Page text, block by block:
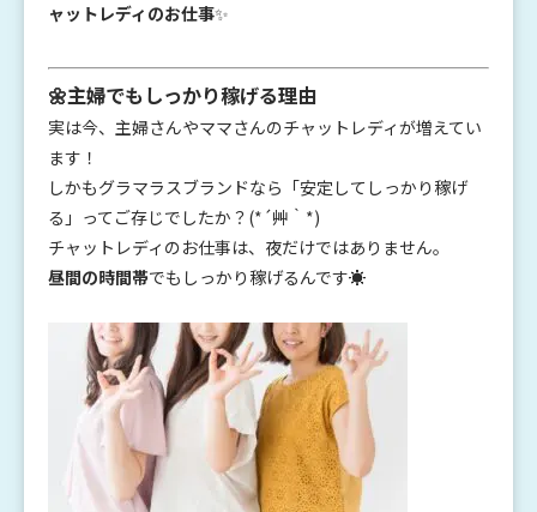
ャットレディのお仕事✨
🌼主婦でもしっかり稼げる理由
実は今、主婦さんやママさんのチャットレディが増えてい
ます！
しかもグラマラスブランドなら「安定してしっかり稼げ
る」ってご存じでしたか？(*´艸｀*)
チャットレディのお仕事は、夜だけではありません。
昼間の時間帯でもしっかり稼げるんです☀️